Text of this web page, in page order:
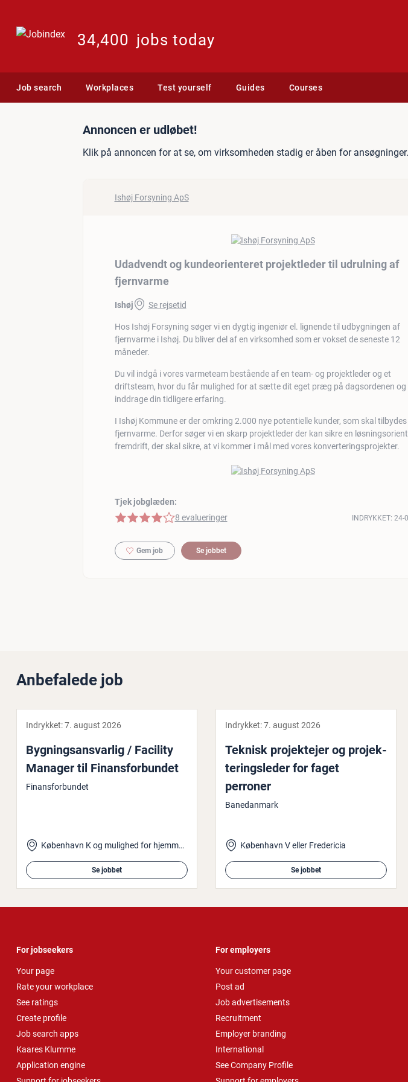
34,400 jobs today
Job search Workplaces Test yourself Guides Courses
Jobannonce: Udadvendt og
Annoncen er udløbet!
Klik på annoncen for at se, om virksomheden stadig er åben for ansøgninger.
Ishøj Forsyning ApS
Udadvendt og kundeorienteret projektleder til udrulning af
fjernvarme
Ishøj Se rejsetid
Hos Ishøj Forsyning søger vi en dygtig ingeniør el. lignende til udbygningen af
fjernvarme i Ishøj. Du bliver del af en virksomhed som er vokset de seneste 12
måneder.
Du vil indgå i vores varmeteam bestående af en team- og projektleder og et
driftsteam, hvor du får mulighed for at sætte dit eget præg på dagsordenen og
inddrage din tidligere erfaring.
I Ishøj Kommune er der omkring 2.000 nye potentielle kunder, som skal tilbydes
fjernvarme. Derfor søger vi en skarp projektleder der kan sikre en
fremdrift, der skal sikre, at vi kommer i mål med vores konverteringsprojekter.
Tjek jobglæden:
4 af 5 stjerner
8 evalueringer INDRYKKET: 24-
Gem job Se jobbet
Anbefalede job
Indrykket:7. august 2026
Byg­nings­ansvar­lig / Facility
Manager til Fi­nans­for­bun­det
Finansforbundet
København K og mulighed for hjemmearbejde
Se jobbet
Indrykket:7. august 2026
Teknisk pro­jek­te­jer og pro­jek­
te­rings­le­der for faget
perroner
Banedanmark
København V eller Fredericia
Se jobbet
For jobseekers
Your page
Rate your workplace
See ratings
Create profile
Job search apps
Kaares Klumme
Application engine
For employers
Your customer page
Post ad
Job advertisements
Recruitment
Employer branding
International
See Company Profile